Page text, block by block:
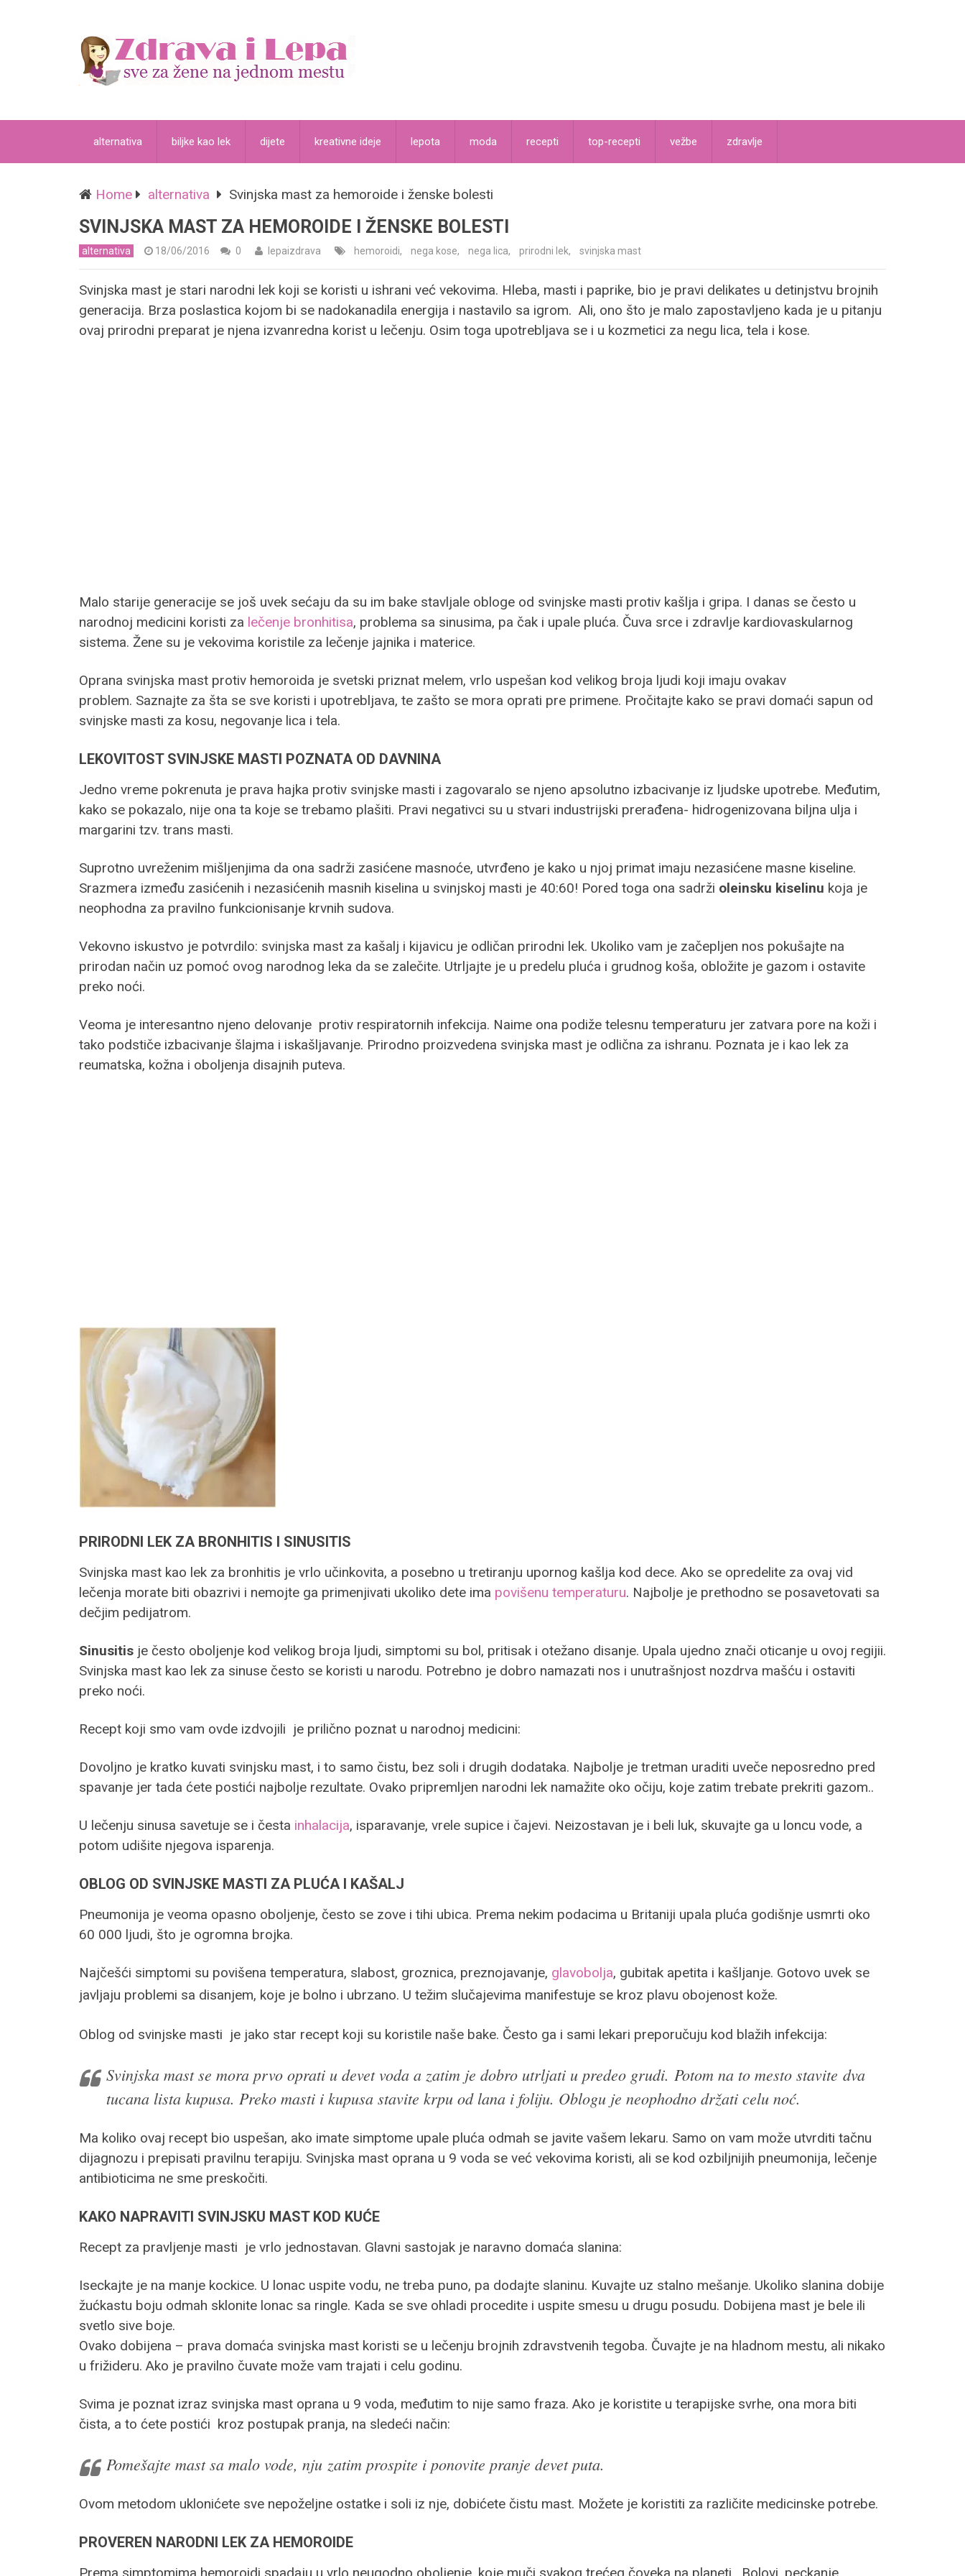
alternativa biljke kao lek dijete kreativne ideje lepota moda recepti top-recepti vežbe zdravlje
Home alternativa Svinjska mast za hemoroide i ženske bolesti
SVINJSKA MAST ZA HEMOROIDE I ŽENSKE BOLESTI
alternativa 18/06/2016 0 lepaizdrava hemoroidi, nega kose, nega lica, prirodni lek, svinjska mast
Svinjska mast je stari narodni lek koji se koristi u ishrani već vekovima. Hleba, masti i paprike, bio je pravi delikates u detinjstvu brojnih
generacija. Brza poslastica kojom bi se nadokanadila energija i nastavilo sa igrom. Ali, ono što je malo zapostavljeno kada je u pitanju
ovaj prirodni preparat je njena izvanredna korist u lečenju. Osim toga upotrebljava se i u kozmetici za negu lica, tela i kose.
Malo starije generacije se još uvek sećaju da su im bake stavljale obloge od svinjske masti protiv kašlja i gripa. I danas se često u
narodnoj medicini koristi za lečenje bronhitisa, problema sa sinusima, pa čak i upale pluća. Čuva srce i zdravlje kardiovaskularnog
sistema. Žene su je vekovima koristile za lečenje jajnika i materice.
Oprana svinjska mast protiv hemoroida je svetski priznat melem, vrlo uspešan kod velikog broja ljudi koji imaju ovakav
problem. Saznajte za šta se sve koristi i upotrebljava, te zašto se mora oprati pre primene. Pročitajte kako se pravi domaći sapun od
svinjske masti za kosu, negovanje lica i tela.
LEKOVITOST SVINJSKE MASTI POZNATA OD DAVNINA
Jedno vreme pokrenuta je prava hajka protiv svinjske masti i zagovaralo se njeno apsolutno izbacivanje iz ljudske upotrebe. Međutim,
kako se pokazalo, nije ona ta koje se trebamo plašiti. Pravi negativci su u stvari industrijski prerađena- hidrogenizovana biljna ulja i
margarini tzv. trans masti.
Suprotno uvreženim mišljenjima da ona sadrži zasićene masnoće, utvrđeno je kako u njoj primat imaju nezasićene masne kiseline.
Srazmera između zasićenih i nezasićenih masnih kiselina u svinjskoj masti je 40:60! Pored toga ona sadrži oleinsku kiselinu koja je
neophodna za pravilno funkcionisanje krvnih sudova.
Vekovno iskustvo je potvrdilo: svinjska mast za kašalj i kijavicu je odličan prirodni lek. Ukoliko vam je začepljen nos pokušajte na
prirodan način uz pomoć ovog narodnog leka da se zalečite. Utrljajte je u predelu pluća i grudnog koša, obložite je gazom i ostavite
preko noći.
Veoma je interesantno njeno delovanje protiv respiratornih infekcija. Naime ona podiže telesnu temperaturu jer zatvara pore na koži i
tako podstiče izbacivanje šlajma i iskašljavanje. Prirodno proizvedena svinjska mast je odlična za ishranu. Poznata je i kao lek za
reumatska, kožna i oboljenja disajnih puteva.
PRIRODNI LEK ZA BRONHITIS I SINUSITIS
Svinjska mast kao lek za bronhitis je vrlo učinkovita, a posebno u tretiranju upornog kašlja kod dece. Ako se opredelite za ovaj vid
lečenja morate biti obazrivi i nemojte ga primenjivati ukoliko dete ima povišenu temperaturu. Najbolje je prethodno se posavetovati sa
dečjim pedijatrom.
Sinusitis je često oboljenje kod velikog broja ljudi, simptomi su bol, pritisak i otežano disanje. Upala ujedno znači oticanje u ovoj regijii.
Svinjska mast kao lek za sinuse često se koristi u narodu. Potrebno je dobro namazati nos i unutrašnjost nozdrva mašću i ostaviti
preko noći.
Recept koji smo vam ovde izdvojili je prilično poznat u narodnoj medicini:
Dovoljno je kratko kuvati svinjsku mast, i to samo čistu, bez soli i drugih dodataka. Najbolje je tretman uraditi uveče neposredno pred
spavanje jer tada ćete postići najbolje rezultate. Ovako pripremljen narodni lek namažite oko očiju, koje zatim trebate prekriti gazom..
U lečenju sinusa savetuje se i česta inhalacija, isparavanje, vrele supice i čajevi. Neizostavan je i beli luk, skuvajte ga u loncu vode, a
potom udišite njegova isparenja.
OBLOG OD SVINJSKE MASTI ZA PLUĆA I KAŠALJ
Pneumonija je veoma opasno oboljenje, često se zove i tihi ubica. Prema nekim podacima u Britaniji upala pluća godišnje usmrti oko
60 000 ljudi, što je ogromna brojka.
Najčešći simptomi su povišena temperatura, slabost, groznica, preznojavanje, glavobolja, gubitak apetita i kašljanje. Gotovo uvek se
javljaju problemi sa disanjem, koje je bolno i ubrzano. U težim slučajevima manifestuje se kroz plavu obojenost kože.
Oblog od svinjske masti je jako star recept koji su koristile naše bake. Često ga i sami lekari preporučuju kod blažih infekcija:
Svinjska mast se mora prvo oprati u devet voda a zatim je dobro utrljati u predeo grudi. Potom na to mesto stavite dva
tucana lista kupusa. Preko masti i kupusa stavite krpu od lana i foliju. Oblogu je neophodno držati celu noć.
Ma koliko ovaj recept bio uspešan, ako imate simptome upale pluća odmah se javite vašem lekaru. Samo on vam može utvrditi tačnu
dijagnozu i prepisati pravilnu terapiju. Svinjska mast oprana u 9 voda se već vekovima koristi, ali se kod ozbiljnijih pneumonija, lečenje
antibioticima ne sme preskočiti.
KAKO NAPRAVITI SVINJSKU MAST KOD KUĆE
Recept za pravljenje masti je vrlo jednostavan. Glavni sastojak je naravno domaća slanina:
Iseckajte je na manje kockice. U lonac uspite vodu, ne treba puno, pa dodajte slaninu. Kuvajte uz stalno mešanje. Ukoliko slanina dobije
žućkastu boju odmah sklonite lonac sa ringle. Kada se sve ohladi procedite i uspite smesu u drugu posudu. Dobijena mast je bele ili
svetlo sive boje.
Ovako dobijena – prava domaća svinjska mast koristi se u lečenju brojnih zdravstvenih tegoba. Čuvajte je na hladnom mestu, ali nikako
u frižideru. Ako je pravilno čuvate može vam trajati i celu godinu.
Svima je poznat izraz svinjska mast oprana u 9 voda, međutim to nije samo fraza. Ako je koristite u terapijske svrhe, ona mora biti
čista, a to ćete postići kroz postupak pranja, na sledeći način:
Pomešajte mast sa malo vode, nju zatim prospite i ponovite pranje devet puta.
Ovom metodom uklonićete sve nepoželjne ostatke i soli iz nje, dobićete čistu mast. Možete je koristiti za različite medicinske potrebe.
PROVEREN NARODNI LEK ZA HEMOROIDE